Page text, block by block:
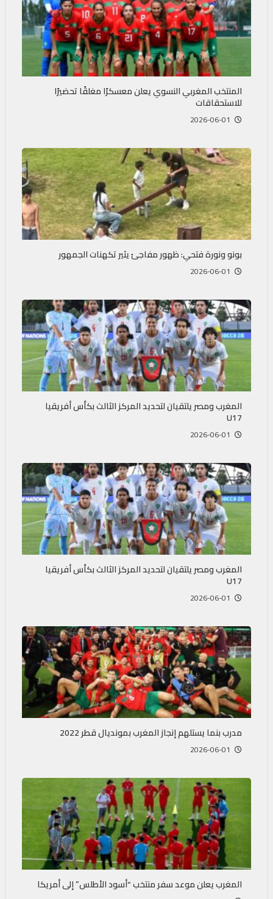
المنتخب المغربي النسوي يعلن معسكرًا مغلقًا تحضيرًا
للاستحقاقات
بونو ونورة فتحي: ظهور مفاجئ يثير تكهنات الجمهور
المغرب ومصر يلتقيان لتحديد المركز الثالث بكأس أفريقيا
U17
المغرب ومصر يلتقيان لتحديد المركز الثالث بكأس أفريقيا
U17
مدرب بنما يستلهم إنجاز المغرب بمونديال قطر 2022
المغرب يعلن موعد سفر منتخب “أسود الأطلس” إلى أمريكا